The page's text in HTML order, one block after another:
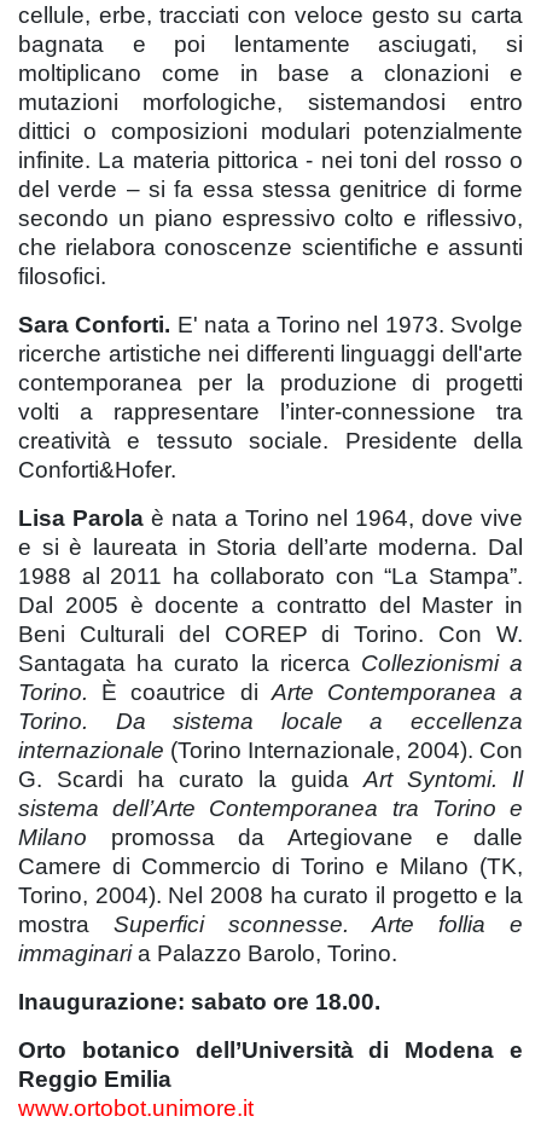
cellule, erbe, tracciati con veloce gesto su carta
bagnata e poi lentamente asciugati, si
moltiplicano come in base a clonazioni e
mutazioni morfologiche, sistemandosi entro
dittici o composizioni modulari potenzialmente
infinite. La materia pittorica - nei toni del rosso o
del verde – si fa essa stessa genitrice di forme
secondo un piano espressivo colto e riflessivo,
che rielabora conoscenze scientifiche e assunti
filosofici.
Sara Conforti. E' nata a Torino nel 1973. Svolge
ricerche artistiche nei differenti linguaggi dell'arte
contemporanea per la produzione di progetti
volti a rappresentare l’inter-connessione tra
creatività e tessuto sociale. Presidente della
Conforti&Hofer.
Lisa Parola è nata a Torino nel 1964, dove vive
e si è laureata in Storia dell’arte moderna. Dal
1988 al 2011 ha collaborato con “La Stampa”.
Dal 2005 è docente a contratto del Master in
Beni Culturali del COREP di Torino. Con W.
Santagata ha curato la ricerca Collezionismi a
Torino. È coautrice di Arte Contemporanea a
Torino. Da sistema locale a eccellenza
internazionale (Torino Internazionale, 2004). Con
G. Scardi ha curato la guida Art Syntomi. Il
sistema dell’Arte Contemporanea tra Torino e
Milano promossa da Artegiovane e dalle
Camere di Commercio di Torino e Milano (TK,
Torino, 2004). Nel 2008 ha curato il progetto e la
mostra Superfici sconnesse. Arte follia e
immaginaria Palazzo Barolo, Torino.
Inaugurazione: sabato ore 18.00.
Orto botanico dell’Università di Modena e
Reggio Emilia
www.ortobot.unimore.it